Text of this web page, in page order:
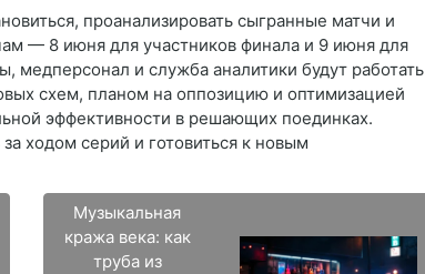
проанализировать сыгранные матчи и
— 8 июня для участников финала и 9 июня для
медперсонал и служба аналитики будут работать
схем, планом на оппозицию и оптимизацией
эффективности в решающих поединках.
ходом серий и готовиться к новым
Музыкальная
кража века: как
труба из